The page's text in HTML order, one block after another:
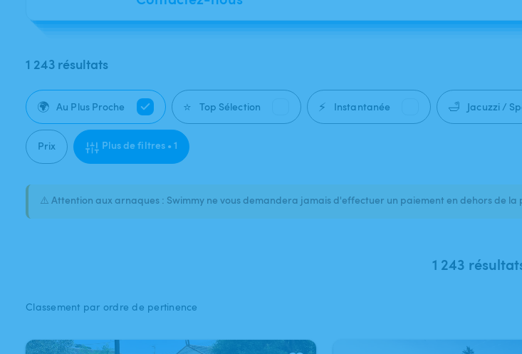
1 243 résultats
🌍 Au Plus Proche ⭐ Top Sélection ⚡ Instantanée 🛁 Jacuzzi /
Prix Plus de filtres • 1
⚠️ Attention aux arnaques : Swimmy ne vous demandera jamais d'effectuer un paiement en dehors de
1 243
Classement par ordre de pertinence